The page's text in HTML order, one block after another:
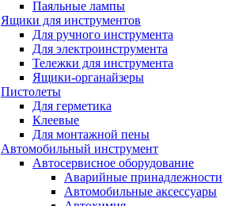
Паяльные лампы
Ящики для инструментов
Для ручного инструмента
Для электроинструмента
Тележки для инструмента
Ящики-органайзеры
Пистолеты
Для герметика
Клеевые
Для монтажной пены
Автомобильный инструмент
Автосервисное оборудование
Аварийные принадлежности
Автомобильные аксессуары